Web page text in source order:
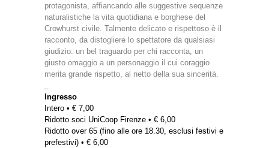
protagonista, affiancando alle suggestive sequenze
naturalistiche la vita quotidiana e borghese del
Crowhurst civile. Talmente delicato e rispettoso è il
racconto, da distogliere lo spettatore da qualsiasi
giudizio: un bel traguardo per chi racconta, un
giusto omaggio a un personaggio il cui coraggio
merita grande rispetto, al netto della sua sincerità.
Ingresso
Intero • € 7,00
Ridotto soci UniCoop Firenze • € 6,00
Ridotto over 65 (fino alle ore 18.30, esclusi festivi e
prefestivi) • € 6,00